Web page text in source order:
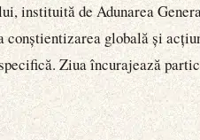
instituită de Adunarea
globală și
Ziua încurajează